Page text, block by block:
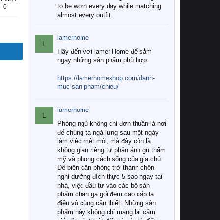
0
to be worn every day while matching
almost every outfit.
L
lamerhome
Hãy đến với lamer Home để sắm
ngay những sản phẩm phù hợp
https://lamerhomeshop.com/danh-
muc-san-pham/chieu/
L
lamerhome
Phòng ngủ không chỉ đơn thuần là nơi
để chúng ta ngả lưng sau một ngày
làm việc mệt mỏi, mà đây còn là
không gian riêng tư phản ánh gu thẩm
mỹ và phong cách sống của gia chủ.
Để biến căn phòng trở thành chốn
nghỉ dưỡng đích thực 5 sao ngay tại
nhà, việc đầu tư vào các bộ sản
phẩm chăn ga gối đệm cao cấp là
điều vô cùng cần thiết. Những sản
phẩm này không chỉ mang lại cảm